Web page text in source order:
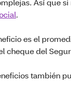
Así que
.
es el
cheque del
también